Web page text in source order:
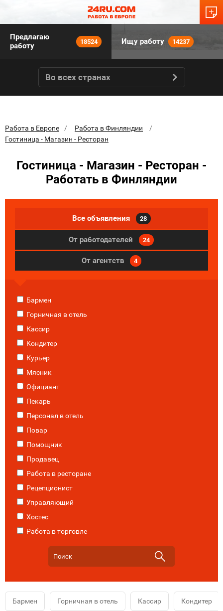
Предлагаю
работу
18524 Ищу работу 14237
Во всех странах
Работа в Европе
Работа в Финляндии
Гостиница - Магазин - Ресторан
Гостиница - Магазин - Ресторан -
Работать в Финляндии
Все объявления 28
От работодателей 24
От агентств 4
Бармен
Горничная в отель
Кассир
Кондитер
Курьер
Мясник
Официант
Пекарь
Персонал в отель
Повар
Помощник
Продавец
Работа в ресторане
Рецепционист
Управляющий
Хостес
Работа в торговле
Бармен Горничная в отель Кассир Кондитер